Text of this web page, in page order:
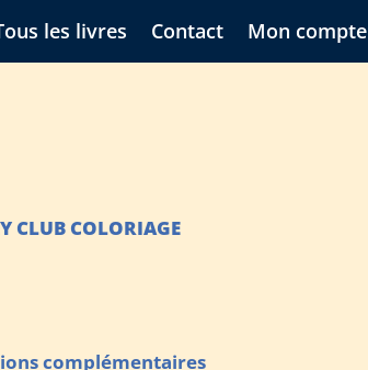
les livres Contact Mon compte
CLUB COLORIAGE
complémentaires